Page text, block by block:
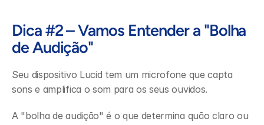
Dica #2 – Vamos Entender a "Bolha
de Audição"
Seu dispositivo Lucid tem um microfone que capta
sons e amplifica o som para os seus ouvidos.
A "bolha de audição" é o que determina quão claro ou